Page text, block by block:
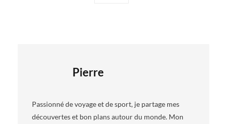
Pierre
Passionné de voyage et de sport, je partage mes
découvertes et bon plans autour du monde. Mon